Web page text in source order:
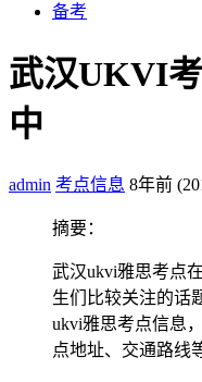
备考
武汉UKVI
中
admin 考点信息 8年前
摘要：
武汉ukvi雅思考点
生们比较关注的话
ukvi雅思考点信息
点地址、交通路线